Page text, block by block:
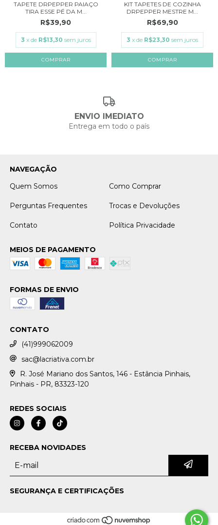
TAPETE DRPEPPER PAIAÇO
TIRA ESSE PÉ DA M...
R$39,90
3 x de R$13,30 sem juros
KIT TAPETES DE COZINHA
DRPEPPER MESTRE M...
R$69,90
3 x de R$23,30 sem juros
ENVIO IMEDIATO
Entrega em todo o país
NAVEGAÇÃO
Quem Somos
Como Comprar
Perguntas Frequentes Trocas e Devoluções
Contato Política Privacidade
MEIOS DE PAGAMENTO
FORMAS DE ENVIO
CONTATO
(41)999062009
sac@lacriativa.com.br
R. José Mariano dos Santos, 146 - Estância Pinhais,
Pinhais - PR, 83323-120
REDES SOCIAIS
RECEBA NOVIDADES
SEGURANÇA E CERTIFICAÇÕES